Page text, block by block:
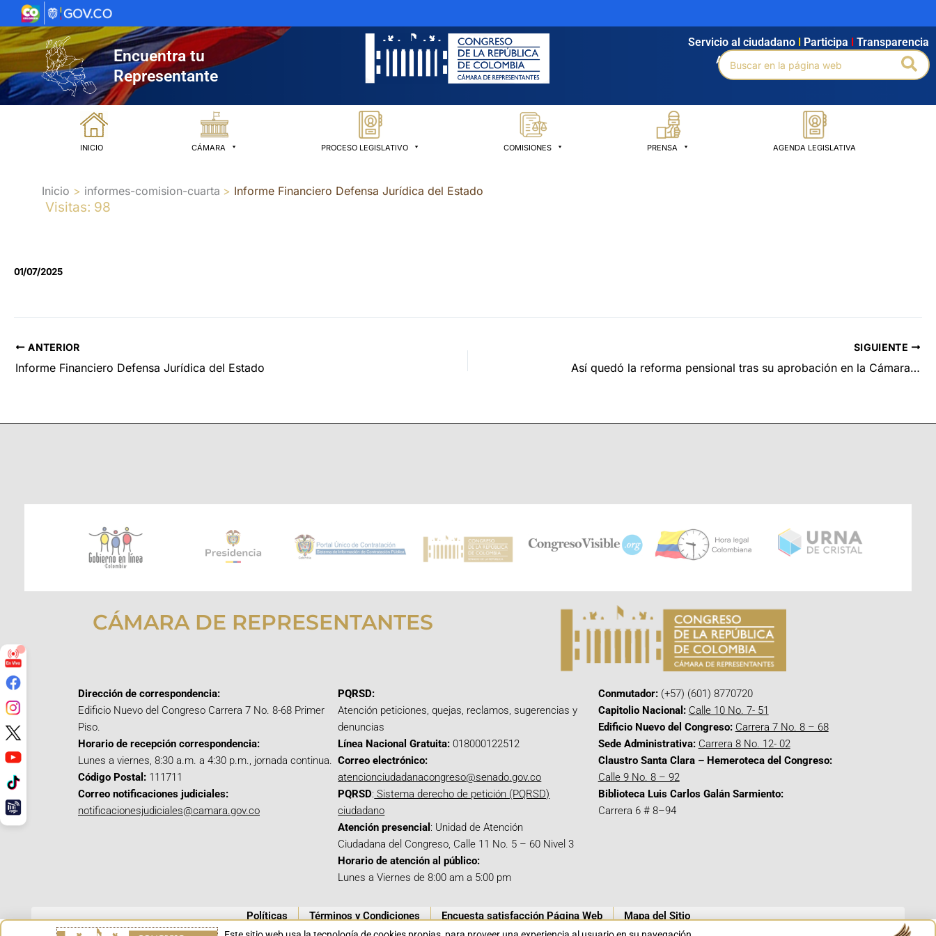
al
contenido
Encuentra tu
Representante
Agendamiento Intranet Búsqueda avanzada
Servicio al ciudadano Participa Transparencia
Buscar
por:
INICIO CÁMARA PROCESO LEGISLATIVO COMISIONES PRENSA AGENDA LEGISLATIVA
Inicio informes-comision-cuarta Informe Financiero Defensa Jurídica del Estado
Visitas: 98
01/07/2025
ANTERIOR
Informe Financiero Defensa Jurídica del Estado
SIGUIENTE
Así quedó la reforma pensional tras su aprobación en la Cámara este fin de semana
CÁMARA DE REPRESENTANTES
Dirección de correspondencia:
Edificio Nuevo del Congreso Carrera 7 No. 8-68 Primer
Piso.
Horario de recepción correspondencia:
Lunes a viernes, 8:30 a.m. a 4:30 p.m., jornada continua.
Código Postal: 111711
Correo notificaciones judiciales:
notificacionesjudiciales@camara.gov.co
PQRSD:
Atención peticiones, quejas, reclamos, sugerencias y
denuncias
Línea Nacional Gratuita: 018000122512
Correo electrónico:
atencionciudadanacongreso@senado.gov.co
PQRSD: Sistema derecho de petición (PQRSD)
ciudadano
Atención presencial : Unidad de Atención
Ciudadana del Congreso, Calle 11 No. 5 – 60 Nivel 3
Horario de atención al público:
Lunes a Viernes de 8:00 am a 5:00 pm
Conmutador:(+57) (601) 8770720
Capitolio Nacional: Calle 10 No. 7- 51
Edificio Nuevo del Congreso: Carrera 7 No. 8 – 68
Sede Administrativa: Carrera 8 No. 12- 02
Claustro Santa Clara – Hemeroteca del Congreso:
Calle 9 No. 8 – 92
Biblioteca Luis Carlos Galán Sarmiento:
Carrera 6 # 8–94
Políticas Términos y Condiciones Encuesta satisfacción Página Web Mapa del Sitio